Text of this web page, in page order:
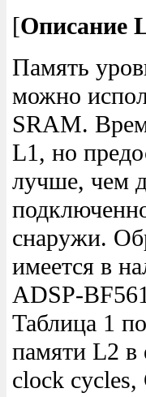
[Описание
Память
можно
SRAM.
L1, но
лучше, чем
снаружи.
имеется в
ADSP-
Таблица 1
памяти L2 в
clock